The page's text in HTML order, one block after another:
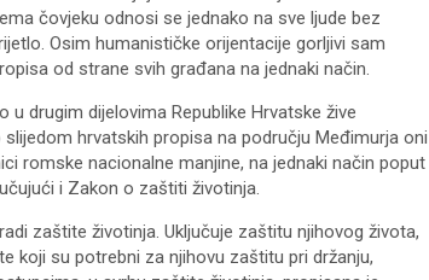
čovjeku odnosi se jednako na sve ljude bez
Osim humanističke orijentacije gorljivi sam
od strane svih građana na jednaki način.
drugim dijelovima Republike Hrvatske žive
hrvatskih propisa na području Međimurja oni
romske nacionalne manjine, na jednaki način poput
i Zakon o zaštiti životinja.
zaštite životinja. Uključuje zaštitu njihovog života,
koji su potrebni za njihovu zaštitu pri držanju,